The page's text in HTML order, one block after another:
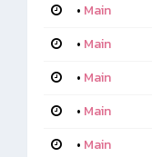
• Main
• Main
• Main
• Main
• Main